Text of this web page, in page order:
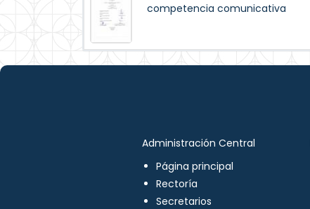
competencia comunicativa
Administración Central
Página principal
Rectoría
Secretarios